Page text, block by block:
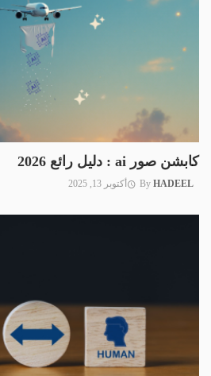
كابشن صور ai : دليل رائع 2026
By HADEEL أكتوبر 13, 2025